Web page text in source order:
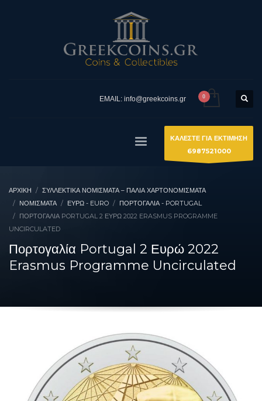
EMAIL: info@greekcoins.gr
ΚΑΛΕΣΤΕ ΓΙΑ ΕΚΤΙΜΗΣΗ
6987521000
ΑΡΧΙΚΉ
ΣΥΛΛΕΚΤΙΚΆ ΝΟΜΊΣΜΑΤΑ – ΠΑΛΙΆ ΧΑΡΤΟΝΟΜΊΣΜΑΤΑ
ΝΟΜΙΣΜΑΤΑ
ΕΥΡΏ - EURO
ΠΟΡΤΟΓΑΛΊΑ - PORTUGAL
ΠΟΡΤΟΓΑΛΊΑ PORTUGAL 2 ΕΥΡΏ 2022 ERASMUS PROGRAMME
UNCIRCULATED
Πορτογαλία Portugal 2 Ευρώ 2022
Erasmus Programme Uncirculated